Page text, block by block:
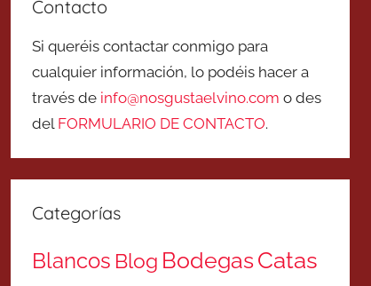
Contacto
Si queréis contactar conmigo para
cualquier información, lo podéis hacer a
través de info@nosgustaelvino.com o des
del FORMULARIO DE CONTACTO.
Categorías
Blancos Blog BodegasCatas